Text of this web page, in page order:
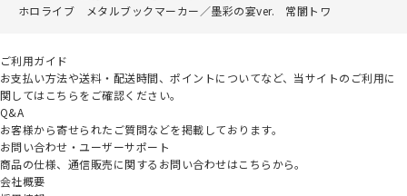
ホロライブ メタルブックマーカー／墨彩の宴ver. 常闇トワ
ご利用ガイド
お支払い方法や送料・配送時間、ポイントについてなど、当サイトのご利用に
関してはこちらをご確認ください。
Q&A
お客様から寄せられたご質問などを掲載しております。
お問い合わせ・ユーザーサポート
商品の仕様、通信販売に関するお問い合わせはこちらから。
会社概要